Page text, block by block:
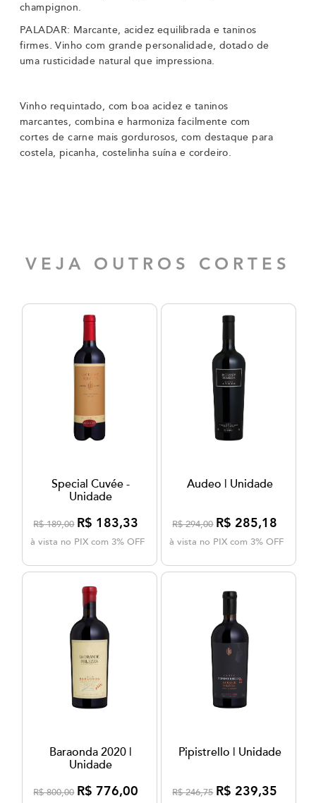
champignon.
PALADAR: Marcante, acidez equilibrada e taninos
firmes. Vinho com grande personalidade, dotado de
uma rusticidade natural que impressiona.
Vinho requintado, com boa acidez e taninos
marcantes, combina e harmoniza facilmente com
cortes de carne mais gordurosos, com destaque para
costela, picanha, costelinha suína e cordeiro.
VEJA OUTROS CORTES
Special Cuvée -
Unidade
R$ 189,00 R$ 183,33
à vista no PIX com 3% OFF
Audeo | Unidade
R$ 294,00 R$ 285,18
à vista no PIX com 3% OFF
Baraonda 2020 |
Unidade
R$ 800,00 R$ 776,00
Pipistrello | Unidade
R$ 246,75 R$ 239,35